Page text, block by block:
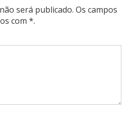
será publicado. Os campos
com *.